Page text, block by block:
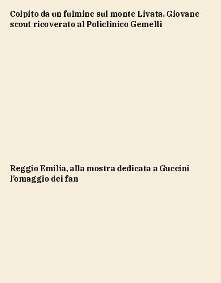
Colpito da un fulmine sul monte Livata. Giovane
scout ricoverato al Policlinico Gemelli
Reggio Emilia, alla mostra dedicata a Guccini
l’omaggio dei fan